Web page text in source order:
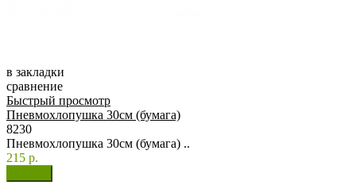
в закладки
сравнение
Быстрый просмотр
Пневмохлопушка 30см (бумага)
8230
Пневмохлопушка 30см (бумага) ..
215 р.